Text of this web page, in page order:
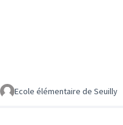
Ecole élémentaire de Seuilly